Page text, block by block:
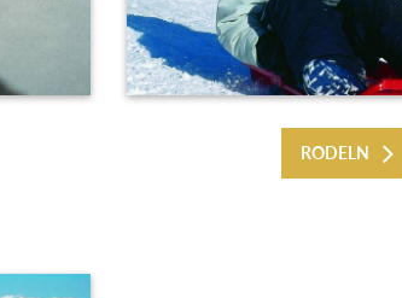
RODELN